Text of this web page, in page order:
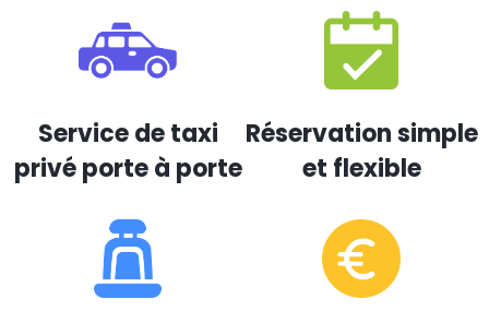
Service de taxi
privé porte à porte
Réservation simple
et flexible